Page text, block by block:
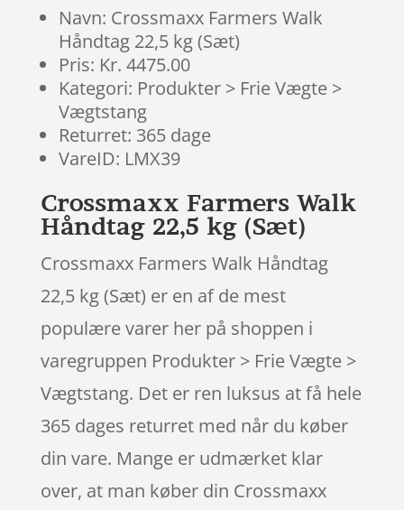
Navn: Crossmaxx Farmers Walk
Håndtag 22,5 kg (Sæt)
Pris: Kr. 4475.00
Kategori: Produkter > Frie Vægte >
Vægtstang
Returret: 365 dage
VareID: LMX39
Crossmaxx Farmers Walk
Håndtag 22,5 kg (Sæt)
Crossmaxx Farmers Walk Håndtag
22,5 kg (Sæt) er en af de mest
populære varer her på shoppen i
varegruppen Produkter > Frie Vægte >
Vægtstang. Det er ren luksus at få hele
365 dages returret med når du køber
din vare. Mange er udmærket klar
over, at man køber din Crossmaxx